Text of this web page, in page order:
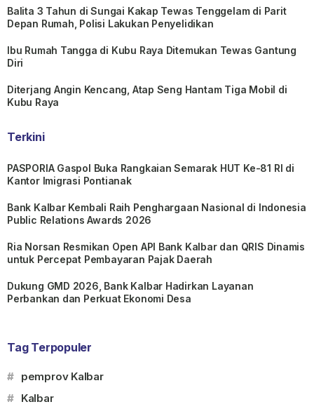
Balita 3 Tahun di Sungai Kakap Tewas Tenggelam di Parit
Depan Rumah, Polisi Lakukan Penyelidikan
Ibu Rumah Tangga di Kubu Raya Ditemukan Tewas Gantung
Diri
Diterjang Angin Kencang, Atap Seng Hantam Tiga Mobil di
Kubu Raya
Terkini
PASPORIA Gaspol Buka Rangkaian Semarak HUT Ke-81 RI di
Kantor Imigrasi Pontianak
Bank Kalbar Kembali Raih Penghargaan Nasional di Indonesia
Public Relations Awards 2026
Ria Norsan Resmikan Open API Bank Kalbar dan QRIS Dinamis
untuk Percepat Pembayaran Pajak Daerah
Dukung GMD 2026, Bank Kalbar Hadirkan Layanan
Perbankan dan Perkuat Ekonomi Desa
Tag Terpopuler
# pemprov Kalbar
# Kalbar